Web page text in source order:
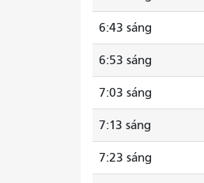
6:43 sáng
6:53 sáng
7:03 sáng
7:13 sáng
7:23 sáng